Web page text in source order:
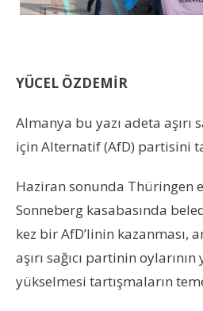
YÜCEL ÖZDEMİR
Almanya bu yazı adeta aşırı
için Alternatif (AfD) partisini
Haziran sonunda Thüringen
Sonneberg kasabasında
kez bir AfD’linin kazanması,
aşırı sağıcı partinin
yükselmesi tartışmaların